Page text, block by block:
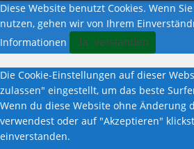
Diese Website benutzt Cookies. Wenn
nutzen, gehen wir von Ihrem
Informationen
Ja. verstanden
Die Cookie-Einstellungen auf dieser
zulassen" eingestellt, um das beste
Wenn du diese Website ohne Änderung
verwendest oder auf "Akzeptieren"
einverstanden.